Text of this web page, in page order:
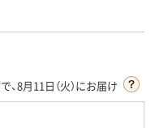
、8月11日（火）にお届け